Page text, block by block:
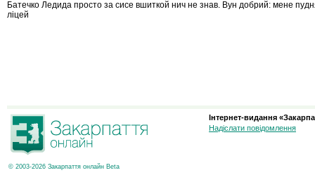
Батечко Ледида просто за сисе вшиткой нич не знав. Вун добрий: мене
ліцей
© 2003-2026 Закарпаття онлайн Beta
Інтернет-видання
Надіслати повідомлення